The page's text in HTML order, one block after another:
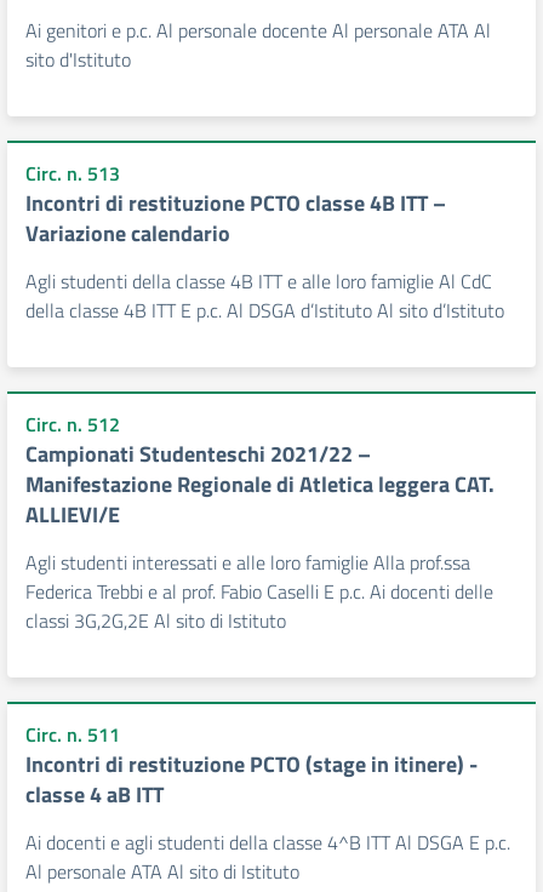
Ai genitori e p.c. Al personale docente Al personale ATA Al
sito d'Istituto
Circ. n. 513
Incontri di restituzione PCTO classe 4B ITT –
Variazione calendario
Agli studenti della classe 4B ITT e alle loro famiglie Al CdC
della classe 4B ITT E p.c. Al DSGA d’Istituto Al sito d’Istituto
Circ. n. 512
Campionati Studenteschi 2021/22 –
Manifestazione Regionale di Atletica leggera CAT.
ALLIEVI/E
Agli studenti interessati e alle loro famiglie Alla prof.ssa
Federica Trebbi e al prof. Fabio Caselli E p.c. Ai docenti delle
classi 3G,2G,2E Al sito di Istituto
Circ. n. 511
Incontri di restituzione PCTO (stage in itinere) -
classe 4 aB ITT
Ai docenti e agli studenti della classe 4^B ITT Al DSGA E p.c.
Al personale ATA Al sito di Istituto